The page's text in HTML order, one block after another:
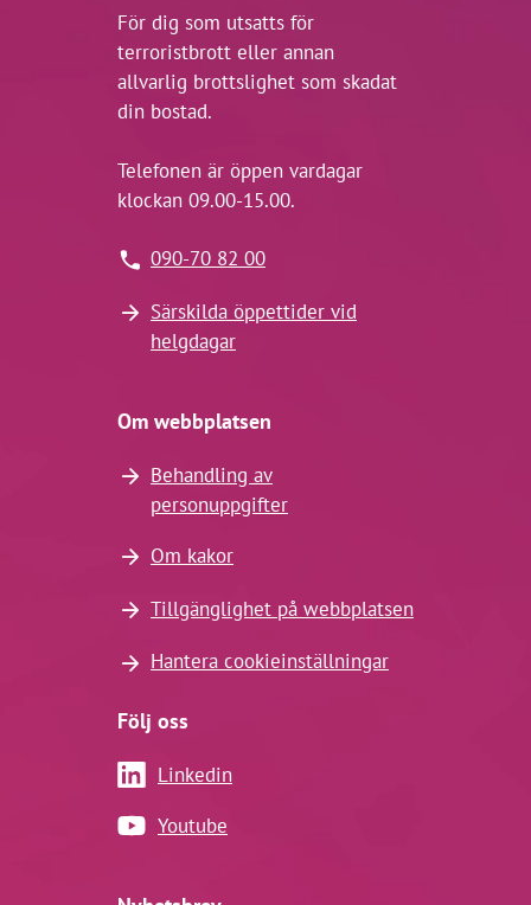
För dig som utsatts för
terroristbrott eller annan
allvarlig brottslighet som skadat
din bostad.
Telefonen är öppen vardagar
klockan 09.00-15.00.
090-70 82 00
Särskilda öppettider vid
helgdagar
Om webbplatsen
Behandling av
personuppgifter
Om kakor
Tillgänglighet på webbplatsen
Hantera cookieinställningar
Följ oss
Linkedin
Youtube